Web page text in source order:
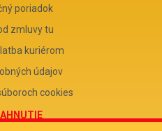
poriadok
zmluvy tu
kuriérom
údajov
cookies